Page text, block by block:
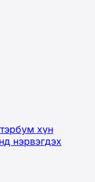
хүн
нэрвэгдэх